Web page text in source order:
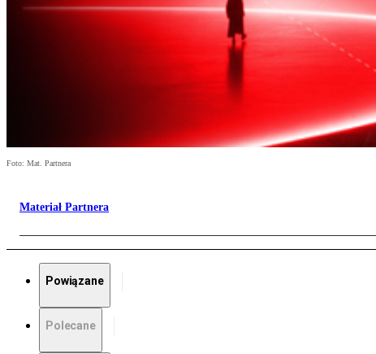
Foto: Mat. Partnera
Materiał Partnera
Powiązane
Polecane